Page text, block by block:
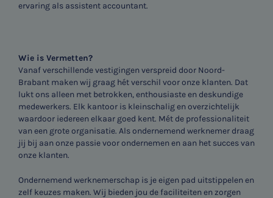
ervaring als assistent accountant.
Wie is Vermetten?
Vanaf verschillende vestigingen verspreid door Noord-
Brabant maken wij graag hét verschil voor onze klanten. Dat
lukt ons alleen met betrokken, enthousiaste en deskundige
medewerkers. Elk kantoor is kleinschalig en overzichtelijk
waardoor iedereen elkaar goed kent. Mét de professionaliteit
van een grote organisatie. Als ondernemend werknemer draag
jij bij aan onze passie voor ondernemen en aan het succes van
onze klanten.
Ondernemend werknemerschap is je eigen pad uitstippelen en
zelf keuzes maken. Wij bieden jou de faciliteiten en zorgen